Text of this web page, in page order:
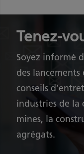
Tenez-
Soyez informé
des
conseils
industries de la
mines, la
agrégats.